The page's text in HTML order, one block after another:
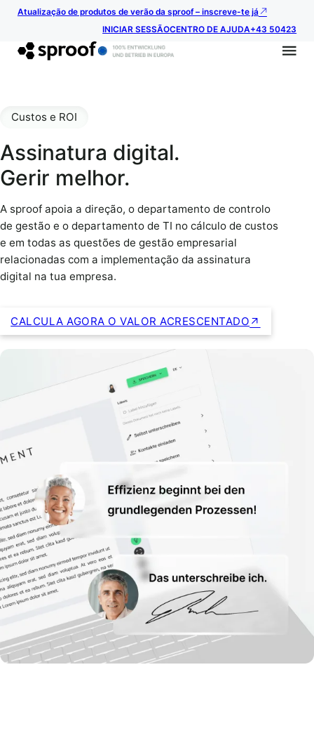
Atualização de produtos de verão da sproof – inscreve-te já
INICIAR SESSÃOCENTRO DE AJUDA+43 50423
Assinatura digital.
Gerir melhor.
Custos e ROI
A sproof apoia a direção, o departamento de controlo
de gestão e o departamento de TI no cálculo de custos
e em todas as questões de gestão empresarial
relacionadas com a implementação da assinatura
digital na tua empresa.
CALCULA AGORA O VALOR ACRESCENTADO